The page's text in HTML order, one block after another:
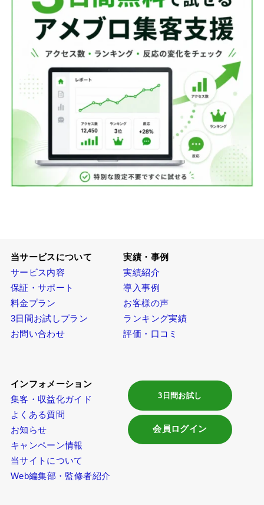
当サービスについて
サービス内容
保証・サポート
料金プラン
3日間お試しプラン
お問い合わせ
実績・事例
実績紹介
導入事例
お客様の声
ランキング実績
評価・口コミ
インフォメーション
集客・収益化ガイド
よくある質問
お知らせ
キャンペーン情報
当サイトについて
Web編集部・監修者紹介
3日間お試し
会員ログイン